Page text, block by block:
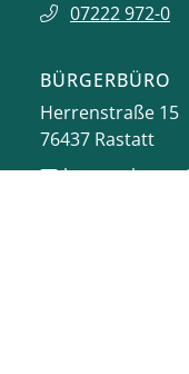
07222 972-0
BÜRGERBÜRO
Herrenstraße 15
76437 Rastatt